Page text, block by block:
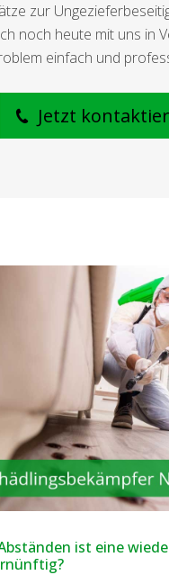
zur
noch heute mit uns in
einfach und
Jetzt
ist eine